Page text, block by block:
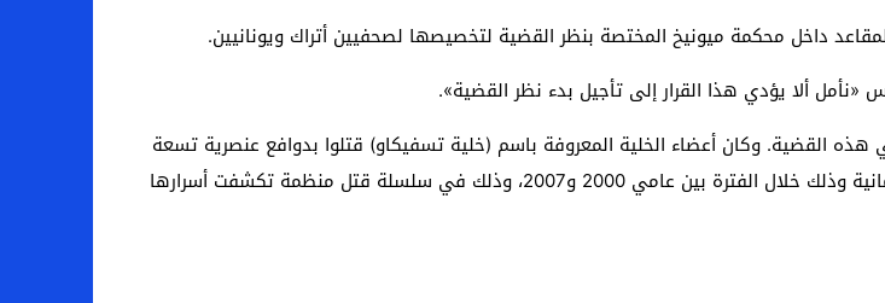
داخل محكمة ميونيخ المختصة بنظر القضية لتخصيصها لصحفيين أتراك ويونانيين.
ألا يؤدي هذا القرار إلى تأجيل بدء نظر القضية».
القضية. وكان أعضاء الخلية المعروفة باسم (خلية تسفيكاو) قتلوا بدوافع عنصرية تسعة
مهاجرين (ثمانية من أصول تركية وآخر من أصل يوناني) بالإضافة إلى شرطية ألمانية وذلك خلال الفترة بين عامي 2000 و2007، وذلك في سلسلة قتل منظمة تكشفت أسرارها